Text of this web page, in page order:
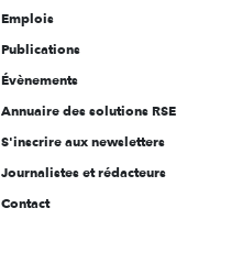
Emplois
Publications
Évènements
Annuaire des solutions RSE
S'inscrire aux newsletters
Journalistes et rédacteurs
Contact